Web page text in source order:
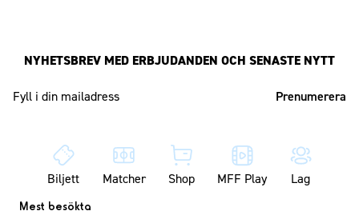
NYHETSBREV MED ERBJUDANDEN OCH SENASTE NYTT
Biljett Matcher Shop MFF Play Lag
Mest besökta